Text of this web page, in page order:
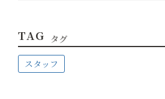
TAG タグ
スタッフ